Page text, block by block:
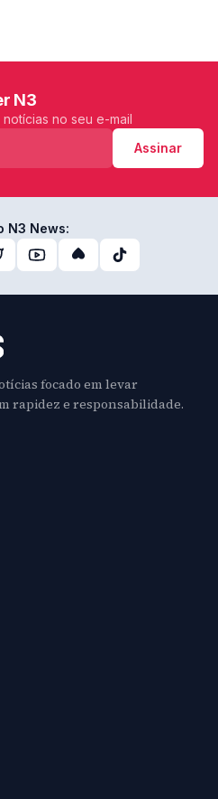
N3
no seu e-mail
Assinar
N3 News:
focado em levar
rapidez e responsabilidade.